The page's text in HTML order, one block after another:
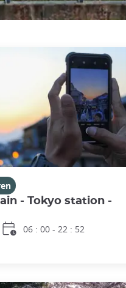
- Tokyo station -
06 : 00 - 22 : 52